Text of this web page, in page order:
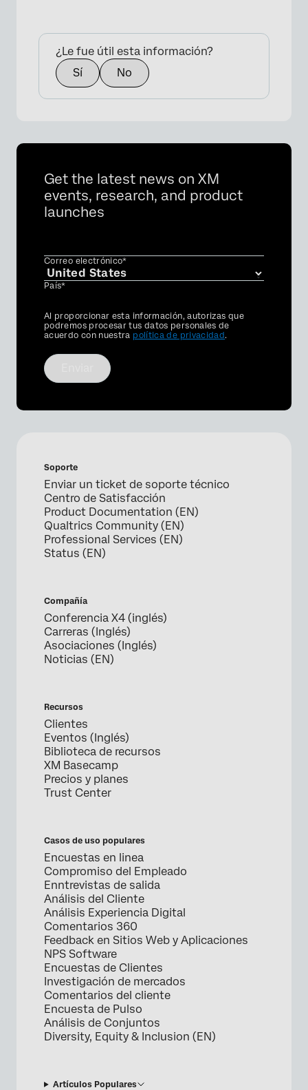
¿Le fue útil esta información?
Sí
No
Get the latest news on XM
events, research, and product
launches
Correo electrónico*
País*
Privacy
Optin
Al proporcionar esta información, autorizas que
podremos procesar tus datos personales de
acuerdo con nuestra política de privacidad.
Soporte
Enviar un ticket de soporte técnico
Centro de Satisfacción
Product Documentation (EN)
Qualtrics Community (EN)
Professional Services (EN)
Status (EN)
Compañía
Conferencia X4 (inglés)
Carreras (Inglés)
Asociaciones (Inglés)
Noticias (EN)
Recursos
Clientes
Eventos (Inglés)
Biblioteca de recursos
XM Basecamp
Precios y planes
Trust Center
Casos de uso populares
Encuestas en linea
Compromiso del Empleado
Enntrevistas de salida
Análisis del Cliente
Análisis Experiencia Digital
Comentarios 360
Feedback en Sitios Web y Aplicaciones
NPS Software
Encuestas de Clientes
Investigación de mercados
Comentarios del cliente
Encuesta de Pulso
Análisis de Conjuntos
Diversity, Equity & Inclusion (EN)
Artículos Populares